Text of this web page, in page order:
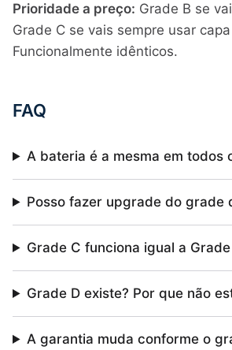
Prioridade a preço: Grade B se
Grade C se vais sempre usar
Funcionalmente idênticos.
FAQ
A bateria é a mesma em todos
Posso fazer upgrade do grade
Grade C funciona igual a
Grade D existe? Por que não
A garantia muda conforme o